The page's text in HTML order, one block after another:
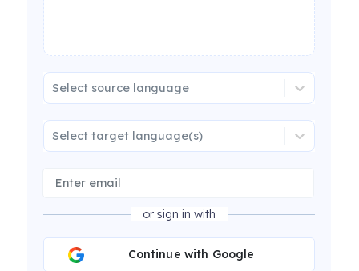
Select source language
Select target language(s)
or sign in with
Continue with Google